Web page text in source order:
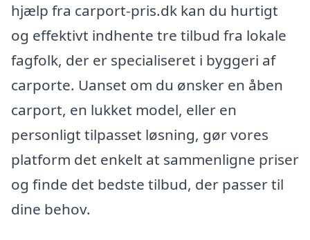
hjælp fra carport-pris.dk kan du hurtigt
og effektivt indhente tre tilbud fra lokale
fagfolk, der er specialiseret i byggeri af
carporte. Uanset om du ønsker en åben
carport, en lukket model, eller en
personligt tilpasset løsning, gør vores
platform det enkelt at sammenligne priser
og finde det bedste tilbud, der passer til
dine behov.